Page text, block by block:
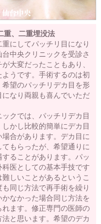
、二重埋没法
にしてパッチリ目になり
中央クリニックを受診さ
大変だったこともあり、
うです。手術するのは初
望のパッチリデカ目を形
なり両親も喜んでいただ
クでは、パッチリデカ目
かし比較的簡単にデカ目
合があります。デカ目に
もらったが、希望通りに
ることがあります。パッ
医としての基本手技です
しいことがあるというこ
同じ方法で再手術を繰り
なかった場合同じ方法を
ます。修正専門の医師の
と思います。希望のデカ